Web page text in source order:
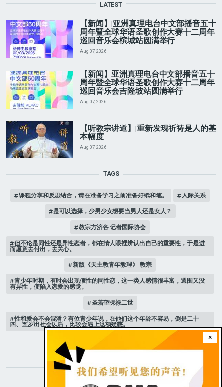
×
LATEST
【新闻】|亚洲真理电台中文部播音五十
周年暨全球华语圣歌创作大赛十二周年
巡回音乐会槟城站圆满举行
Aug 07, 2026
【新闻】亚洲真理电台中文部播音五十
周年暨全球华语圣歌创作大赛十二周年
巡回音乐会吉隆坡站圆满举行
Aug 07, 2026
【听教宗讲道】|重新发现祈祷是人的基
本幅度
Aug 07, 2026
TAGS
课程分享和反思结合，请在准备学习之前准备好纸和笔。 人际关系
是可以选择，少男少女想要当男人还是女人？
教宗方济各 记者国际协会
但不论是同性还是异性恋者，都在情人眼裡辨认出自己的重要性，于是进
而愿意去付出，去关心。
新版《天主教青年教理》 教宗
青少年时期，有时会出现假性的同性恋，这一类人感情很丰富，週围又没
有异性，便陷入恋爱的感觉。
圣若望保禄二世
性和爱会不会混淆？有位青少年说，在他们这个年龄不容易，倒是二十
四、五岁出社会以后，比较会遇上这项疑惑。
STAY CONNECTED WITH US!